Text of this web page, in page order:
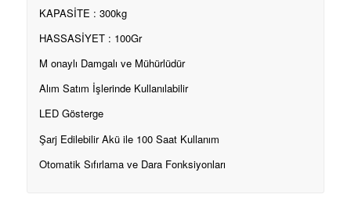
KAPASİTE : 300kg
HASSASİYET : 100Gr
M onaylı Damgalı ve Mühürlüdür
Alım Satım İşlerinde Kullanılabilir
LED Gösterge
Şarj Edilebilir Akü ile 100 Saat Kullanım
Otomatik Sıfırlama ve Dara Fonksiyonları